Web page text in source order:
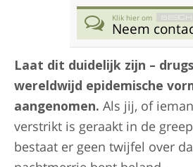
Klik hier om
Neem
Laat dit duidelijk zijn –
wereldwijd epidemische
aangenomen. Als jij, of
verstrikt is geraakt in de
bestaat er geen twijfel over